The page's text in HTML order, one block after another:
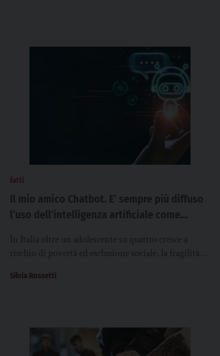
fatti
Il mio amico Chatbot. E’ sempre più diffuso
l’uso dell’intelligenza artificiale come
In Italia oltre un adolescente su quattro cresce a
rischio di povertà ed esclusione sociale, la fragilità
Silvia Rossetti